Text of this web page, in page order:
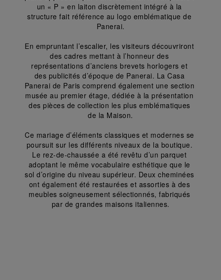
un « P » en laiton discrètement intégré à la
structure fait référence au logo emblématique de
Panerai.
En empruntant l’escalier, les visiteurs découvriront
des cadres mettant à l’honneur des
représentations d’anciens brevets horlogers et
des publicités d’époque de Panerai. La Casa
Panerai de Paris comprend également une section
musée au premier étage, dédiée à la présentation
des pièces de collection les plus emblématiques
de la Maison.
Ce mariage d’éléments classiques et modernes se
poursuit sur les différents niveaux de la boutique.
Le rez-de-chaussée a été revêtu d’un parquet
adoptant le même vocabulaire esthétique que le
sol d’origine du niveau supérieur. Deux cheminées
ont également été restaurées et assorties à des
meubles soigneusement sélectionnés, fabriqués
par de grandes maisons italiennes.
donnez votre consentement uniquement
pour l’utilisation des cookies techniques.